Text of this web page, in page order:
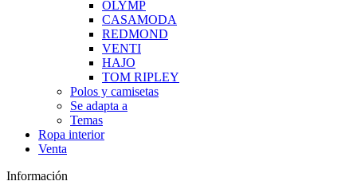
OLYMP
CASAMODA
REDMOND
VENTI
HAJO
TOM RIPLEY
Polos y camisetas
Se adapta a
Temas
Ropa interior
Venta
Información